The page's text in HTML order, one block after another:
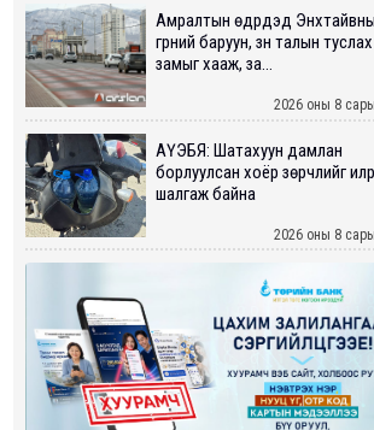
Амралтын өдрүүдэд Энхтайвны
гүүрний баруун, зүүн талын
замыг хааж, за...
2026 оны 8
АҮЭБЯ: Шатахуун дамлан
борлуулсан хоёр зөрчлийг
шалгаж байна
2026 оны 8